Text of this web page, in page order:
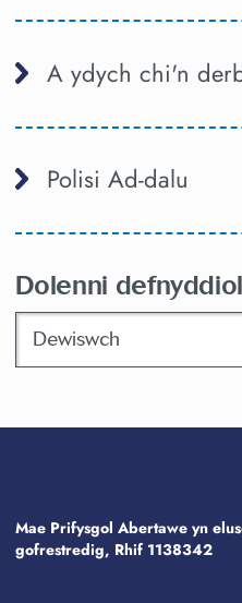
A ydych chi'n
Polisi Ad-dalu
Dolenni defnyddiol
Dewiswch
Mae Prifysgol Abertawe yn
gofrestredig, Rhif 1138342